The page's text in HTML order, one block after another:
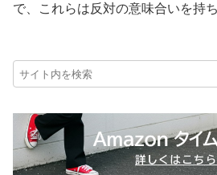
で、これらは反対の意味合いを持ち